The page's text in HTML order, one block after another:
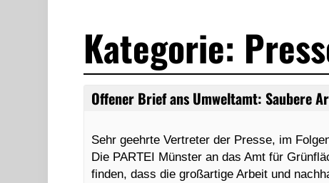
Kategorie:
Offener Brief ans Umweltamt: Saubere
Sehr geehrte Vertreter der Presse, im
Die PARTEI Münster an das Amt für
finden, dass die großartige Arbeit und